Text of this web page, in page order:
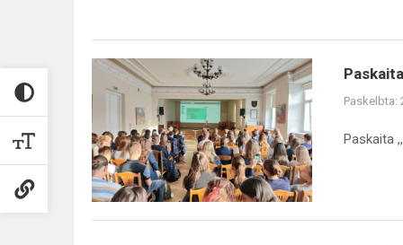
Paskaita Paskaita
Paskelbta:
Paskaita